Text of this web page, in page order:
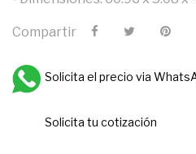
Compartir
Solicita el precio via
Solicita tu cotización